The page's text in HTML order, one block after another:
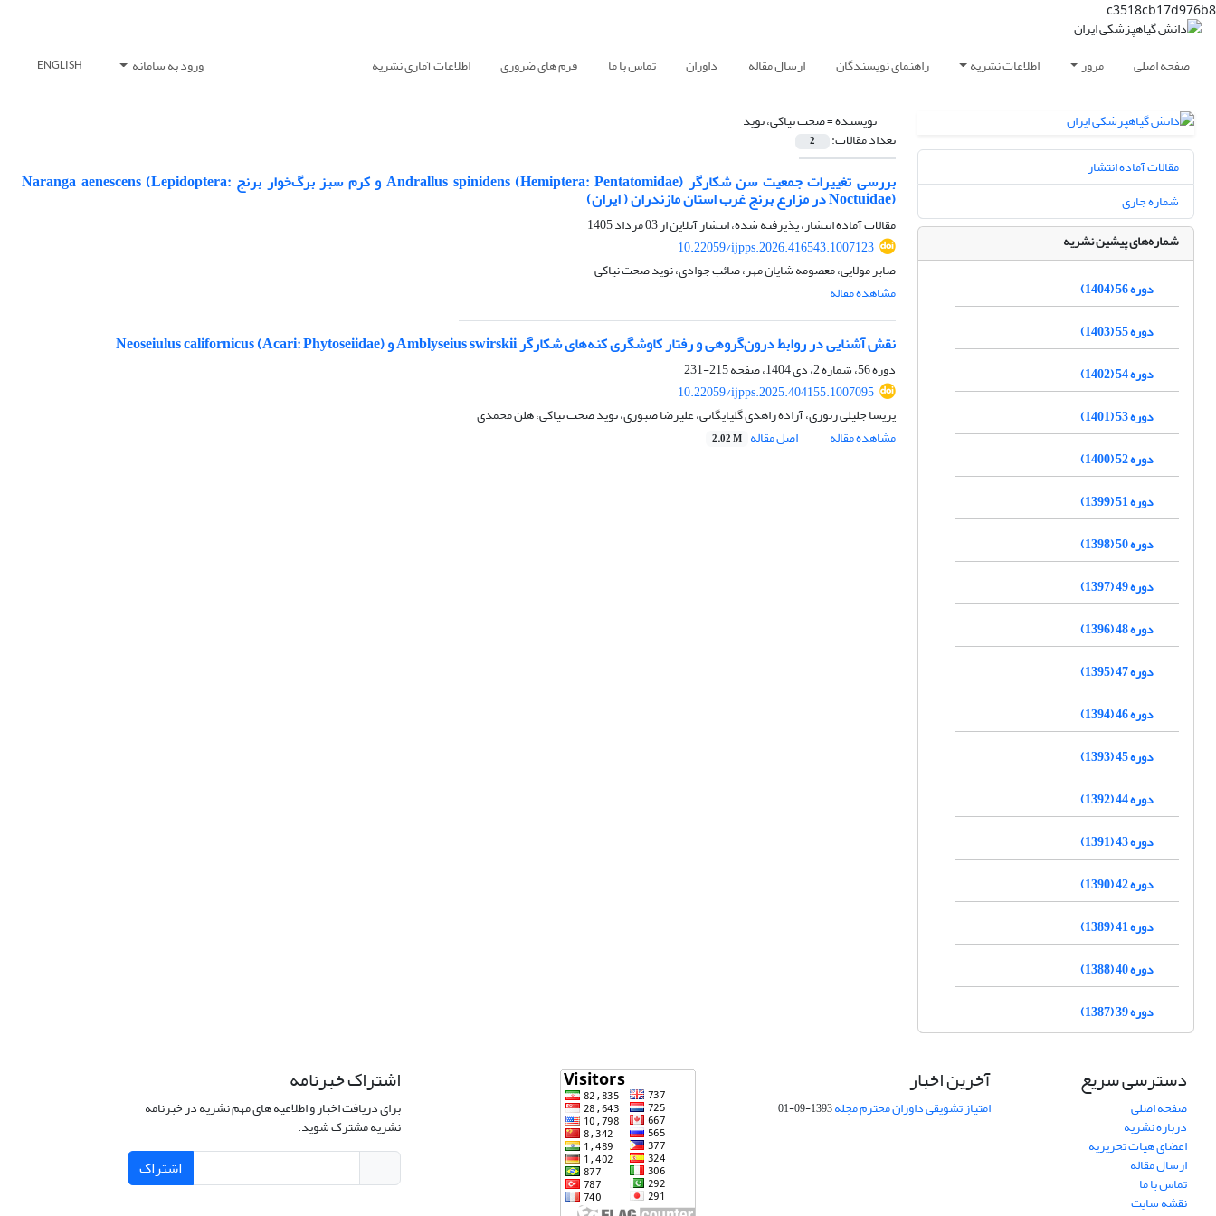
c3518cb17d976b8
صفحه اصلی مرور اطلاعات نشریه راهنمای نویسندگان ارسال مقاله داوران تماس با ما فرم های ضروری اطلاعات آماری نشریه ورود به سامانه ENGLISH
نویسنده =صحت نیاکی، نوید
تعداد مقالات: 2
بررسی تغییرات جمعیت سن شکارگر Andrallus spinidens (Hemiptera: Pentatomidae) و کرم سبز برگ‌خوار برنج Naranga aenescens (Lepidoptera:
Noctuidae) در مزارع برنج غرب استان مازندران ( ایران)
مقالات آماده انتشار، پذیرفته شده، انتشار آنلاین از03 مرداد 1405
10.22059/ijpps.2026.416543.1007123
صابر مولایی، معصومه شایان مهر، صائب جوادی، نوید صحت نیاکی
مشاهده مقاله
نقش آشنایی در روابط درون‌گروهی و رفتار کاوشگری کنه‌های شکارگر Amblyseius swirskii و Neoseiulus californicus (Acari: Phytoseiidae)
دوره 56، شماره 2، دی 1404، صفحه
215-231
10.22059/ijpps.2025.404155.1007095
پریسا جلیلی زنوزی، آزاده زاهدی گلپایگانی، علیرضا صبوری، نوید صحت نیاکی، هلن محمدی
مشاهده مقاله
اصل مقاله 2.02 M
مقالات آماده انتشار
شماره جاری
شماره‌های پیشین نشریه
دوره 56 (1404)
دوره 55 (1403)
دوره 54 (1402)
دوره 53 (1401)
دوره 52 (1400)
دوره 51 (1399)
دوره 50 (1398)
دوره 49 (1397)
دوره 48 (1396)
دوره 47 (1395)
دوره 46 (1394)
دوره 45 (1393)
دوره 44 (1392)
دوره 43 (1391)
دوره 42 (1390)
دوره 41 (1389)
دوره 40 (1388)
دوره 39 (1387)
دسترسی سریع
صفحه اصلی
درباره نشریه
اعضای هیات تحریریه
ارسال مقاله
تماس با ما
نقشه سایت
آخرین اخبار
امتیاز تشویقی داوران محترم مجله1393-09-01
اشتراک خبرنامه
برای دریافت اخبار و اطلاعیه های مهم نشریه در خبرنامه
نشریه مشترک شوید.
اشتراک